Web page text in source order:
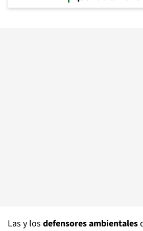
Las y los defensores ambientales